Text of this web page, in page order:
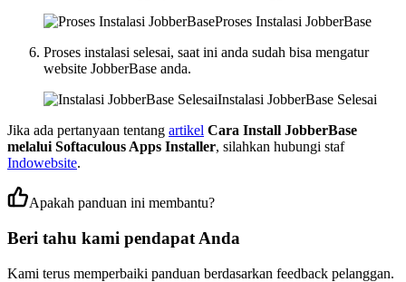
Proses Instalasi JobberBase
Proses instalasi selesai, saat ini anda sudah bisa mengatur
website JobberBase anda.
Instalasi JobberBase Selesai
Jika ada pertanyaan tentang artikel Cara Install JobberBase
melalui Softaculous Apps Installer, silahkan hubungi staf
Indowebsite.
Apakah panduan ini membantu?
Beri tahu kami pendapat Anda
Kami terus memperbaiki panduan berdasarkan feedback pelanggan.